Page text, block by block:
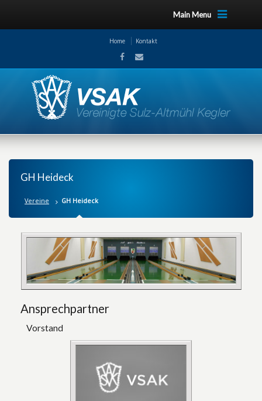
Main Menu
Home Kontakt
GH Heideck
Vereine GH Heideck
Ansprechpartner
Vorstand